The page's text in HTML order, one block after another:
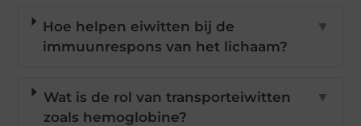
Hoe helpen eiwitten bij de
immuunrespons van het lichaam?
▼
Wat is de rol van transporteiwitten
zoals hemoglobine?
▼